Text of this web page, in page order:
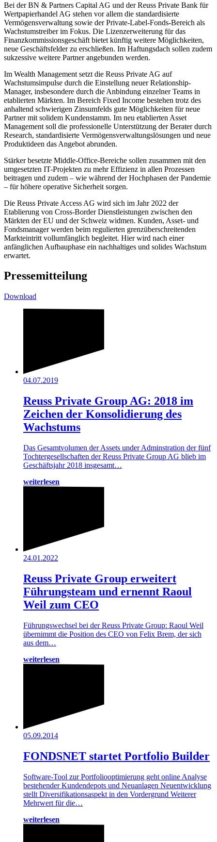
Bei der BN & Partners Capital AG und der Reuss Private Bank für
Wertpapierhandel AG stehen vor allem die standardisierte
Vermögensverwaltung sowie der Private-Label-Fonds-Bereich als
Wachstumstreiber im Fokus. Die Lizenzerweiterung für das
Finanzkommissionsgeschäft bietet künftig weitere Möglichkeiten,
neue Geschäftsfelder zu erschließen. Im Haftungsdach sollen zudem
sukzessive weitere Partner angebunden werden.
Im Wealth Management setzt die Reuss Private AG auf
Wachstumsimpulse durch die Einstellung neuer Relationship-
Manager, insbesondere durch die Anbindung einzelner Teams in
etablierten Märkten. Im Bereich Fixed Income bestehen trotz des
anhaltend schwierigen Zinsumfelds gute Möglichkeiten für neue
Partner mit solidem Kundenstamm. Im neu etablierten Asset
Management soll die professionelle Unterstützung der Berater durch
Research, standardisierte Vermögensverwaltungslösungen und neue
Produktideen das Angebot abrunden.
Stärker besetzte Middle-Office-Bereiche sollen zusammen mit den
umgesetzten IT-Projekten zu mehr Effizienz in allen Prozessen
beitragen und zudem – wie während der Hochphasen der Pandemie
– für höhere operative Sicherheit sorgen.
Die Reuss Private Access AG wird sich im Jahr 2022 der
Etablierung von Cross-Border Dienstleistungen zwischen den
Märkten der EU und der Schweiz widmen. Kunden, Asset- und
Fondsmanager werden beim regulierten grenzüberschreitenden
Markteintritt vollumfänglich begleitet. Hier wird nach einer
anfänglichen Aufbauphase ein nachhaltiges und solides Wachstum
erwartet.
Pressemitteilung
Download
04.07.2019
Reuss Private Group AG: 2018 im
Zeichen der Konsolidierung des
Wachstums
Das Gesamtvolumen der Assets under Adminstration der fünf
Tochtergesellschaften der Reuss Private Group AG blieb im
Geschäftsjahr 2018 insgesamt…
weiterlesen
24.01.2022
Reuss Private Group erweitert
Führungsteam und ernennt Raoul
Weil zum CEO
Führungswechsel bei der Reuss Private Group: Raoul Weil
übernimmt die Position des CEO von Felix Brem, der sich
aus dem…
weiterlesen
05.09.2014
FONDSNET startet Portfolio Builder
Software-Tool zur Portfoliooptimierung geht online Analyse
bestehender Kundendepots und Neuanlagen Neuentwicklung
stellt Diversifikationsaspekt in den Vordergrund Weiterer
Mehrwert für die…
weiterlesen